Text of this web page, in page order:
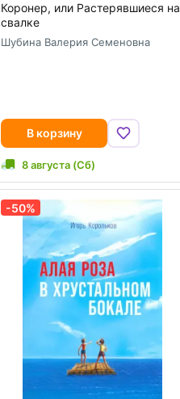
Коронер, или Растерявшиеся на
свалке
Шубина Валерия Семеновна
В корзину
8 августа (Сб)
-50%